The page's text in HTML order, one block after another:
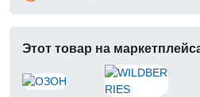
Этот товар на